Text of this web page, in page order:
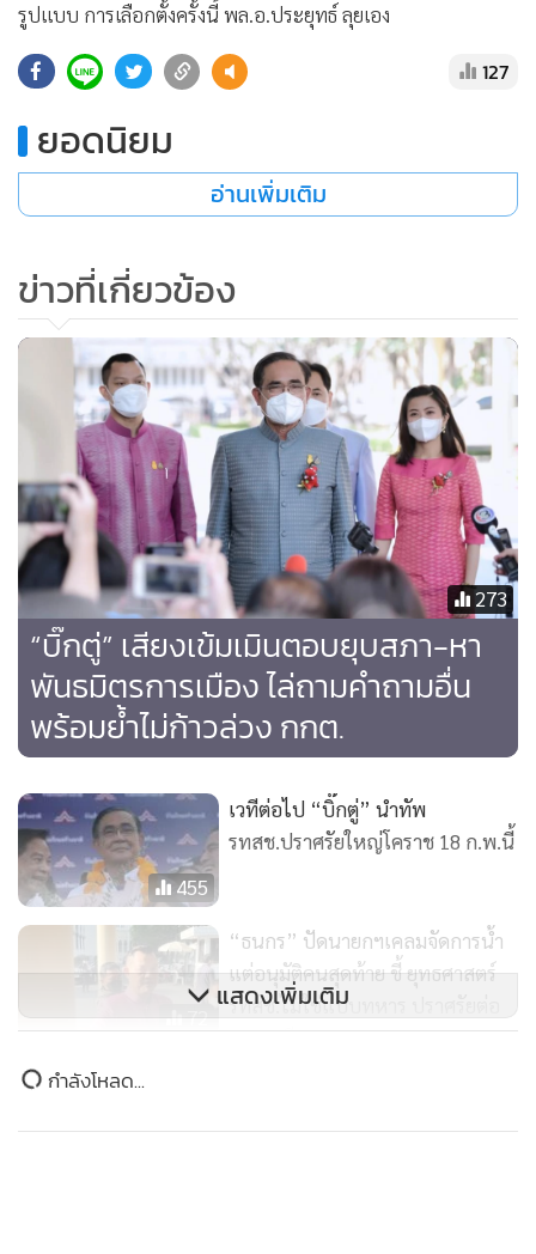
รูปแบบ การเลือกตั้งครั้งนี้ พล.อ.ประยุทธ์ ลุยเอง
127
ยอดนิยม
อ่านเพิ่มเติม
ข่าวที่เกี่ยวข้อง
273
“บิ๊กตู่” เสียงเข้มเมินตอบยุบสภา-หา
พันธมิตรการเมือง ไล่ถามคำถามอื่น
พร้อมย้ำไม่ก้าวล่วง กกต.
455
เวทีต่อไป “บิ๊กตู่” นำทัพ
รทสช.ปราศรัยใหญ่โคราช 18 ก.พ.นี้
72
“ธนกร” ปัดนายกฯเคลมจัดการน้ำ
แต่อนุมัติคนสุดท้าย ชี้ ยุทธศาสตร์
รทสช.ไม่ใช่แบบทหาร ปราศรัยต่อ
เพชรบุรี
แสดงเพิ่มเติม
ข่าวในหมวดล่าสุด